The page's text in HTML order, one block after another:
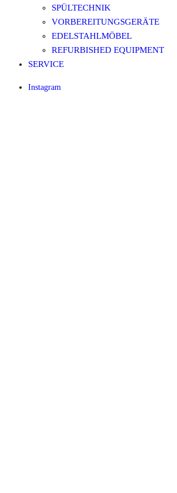
SPÜLTECHNIK
VORBEREITUNGSGERÄTE
EDELSTAHLMÖBEL
REFURBISHED EQUIPMENT
SERVICE
Instagram